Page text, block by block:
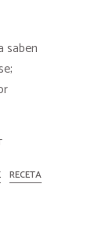
saben
RECETA